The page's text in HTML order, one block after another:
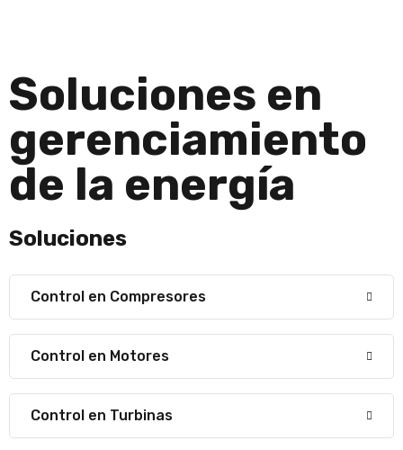
Soluciones en
gerenciamiento
de la energí­a
Soluciones
Control en Compresores
Control en Motores
Control en Turbinas